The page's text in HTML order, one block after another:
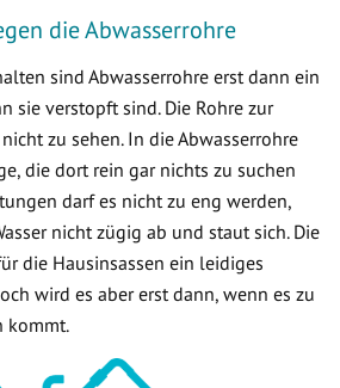
die Abwasserrohre
sind Abwasserrohre erst dann ein
sie verstopft sind. Die Rohre zur
zu sehen. In die Abwasserrohre
die dort rein gar nichts zu suchen
darf es nicht zu eng werden,
nicht zügig ab und staut sich. Die
die Hausinsassen ein leidiges
wird es aber erst dann, wenn es zu
kommt.